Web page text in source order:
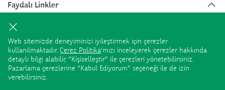
Web sitemizde deneyiminizi iyileştirmek için çerezler
kullanılmaktadır. Çerez Politika’mızı inceleyerek çerezler hakkında
detaylı bilgi alabilir, “Kişiselleştir” ile çerezleri yönetebilirsiniz.
Pazarlama çerezlerine “Kabul Ediyorum” seçeneği ile de izin
verebilirsiniz.
Faydalı Linkler
Fon Kategorileri
Bu internet sitesindeki her türlü bilgi, yorum ve değerlendirme, karşılığında